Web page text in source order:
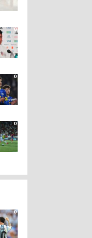
0
0
0
0